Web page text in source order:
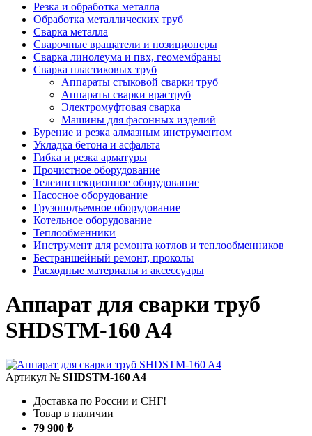
Резка и обработка металла
Обработка металлических труб
Сварка металла
Сварочные вращатели и позиционеры
Сварка линолеума и пвх, геомембраны
Сварка пластиковых труб
Аппараты стыковой сварки труб
Аппараты сварки враструб
Электромуфтовая сварка
Машины для фасонных изделий
Бурение и резка алмазным инструментом
Укладка бетона и асфальта
Гибка и резка арматуры
Прочистное оборудование
Телеинспекционное оборудование
Насосное оборудование
Грузоподъемное оборудование
Котельное оборудование
Теплообменники
Инструмент для ремонта котлов и теплообменников
Бестраншейный ремонт, проколы
Расходные материалы и аксессуары
Аппарат для сварки труб
SHDSTM-160 A4
Артикул № SHDSTM-160 A4
Доставка по России и СНГ!
Товар в наличии
79 900 ₺